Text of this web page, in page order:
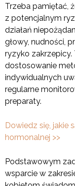
Trzeba pamiętać,
z potencjalnym
działań
głowy, nudności,
ryzyko
dostosowanie
indywidualnych
regularne
preparaty.
Dowiedz się, jakie
hormonalnej >>
Podstawowym
wsparcie w